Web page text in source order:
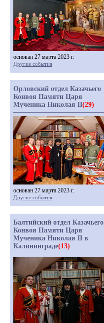
основан 27 марта 2023 г.
Другие события
Орловский отдел Казачьего
Конвоя Памяти Царя
Мученика Николая II(29)
основан 27 марта 2023 г.
Другие события
Балтийский отдел Казачьего
Конвоя Памяти Царя
Мученика Николая II в
Калининграде(13)